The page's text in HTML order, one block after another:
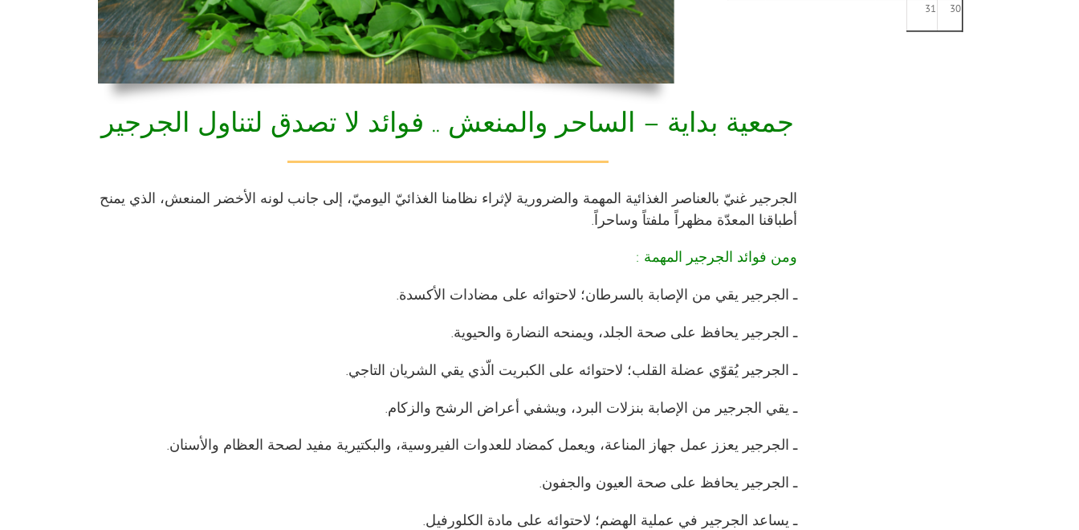
30
31
جمعية بداية – الساحر والمنعش .. فوائد لا تصدق لتناول الجرجير
الجرجير غنيّ بالعناصر الغذائية المهمة والضرورية لإثراء نظامنا الغذائيّ اليوميّ، إلى جانب لونه الأخضر المنعش، الذي يمنح
أطباقنا المعدّة مظهراً ملفتاً وساحراً.
ومن فوائد الجرجير المهمة :
ـ الجرجير يقي من الإصابة بالسرطان؛ لاحتوائه على مضادات الأكسدة.
ـ الجرجير يحافظ على صحة الجلد، ويمنحه النضارة والحيوية.
ـ الجرجير يُقوّي عضلة القلب؛ لاحتوائه على الكبريت الّذي يقي الشريان التاجي.
ـ يقي الجرجير من الإصابة بنزلات البرد، ويشفي أعراض الرشح والزكام.
ـ الجرجير يعزز عمل جهاز المناعة، ويعمل كمضاد للعدوات الفيروسية، والبكتيرية مفيد لصحة العظام والأسنان.
ـ الجرجير يحافظ على صحة العيون والجفون.
ـ يساعد الجرجير في عملية الهضم؛ لاحتوائه على مادة الكلورفيل.